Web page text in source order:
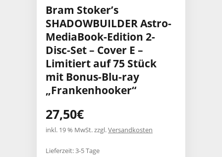
Bram Stoker’s
SHADOWBUILDER Astro-
MediaBook-Edition 2-
Disc-Set – Cover E –
Limitiert auf 75 Stück
mit Bonus-Blu-ray
„Frankenhooker“
27,50€
inkl. 19 % MwSt.zzgl.Versandkosten
Lieferzeit:3-5 Tage